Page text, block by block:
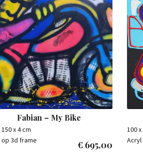
Fabian – My Bike
x 4 cm
op 3d frame
€ 695,00
100